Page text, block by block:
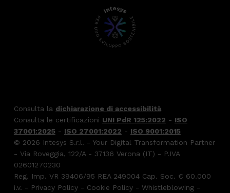
Consulta la dichiarazione di accessibilità
Consulta le certificazioni UNI PdR 125:2022 - ISO
37001:2025 - ISO 27001:2022 - ISO 9001:2015
© 2026 Intesys S.r.l. - Your Digital Transformation Partner
- Via Roveggia, 122/A - 37136 Verona (IT) - P.IVA
02601270230
Reg. Imp. VR 39406/95 REA 249004 Cap. Soc. € 60.000
i.v. - Privacy Policy- Cookie Policy- Whistleblowing-